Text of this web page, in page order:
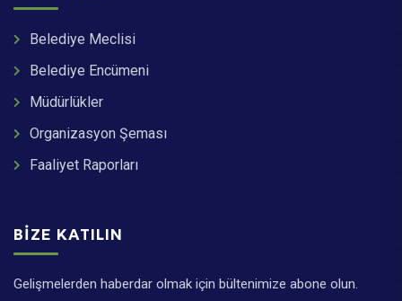
Belediye Meclisi
Belediye Encümeni
Müdürlükler
Organizasyon Şeması
Faaliyet Raporları
BIZE KATILIN
Gelişmelerden haberdar olmak için bültenimize abone olun.